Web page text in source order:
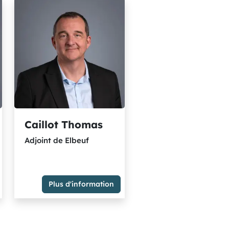
Caillot Thomas
Adjoint de Elbeuf
Plus d'information
Adjoint de Elbeuf